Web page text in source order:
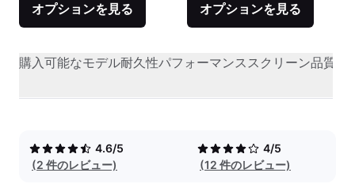
オプションを見る オプションを見る
購入可能なモデル耐久性パフォーマンススクリーン品質
4.6/5
(2 件のレビュー)
4/5
(12 件のレビュー)